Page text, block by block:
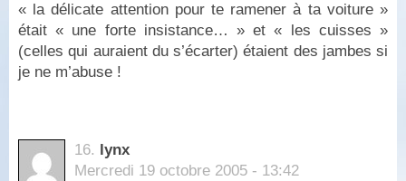
« la délicate attention pour te ramener à ta voiture »
était « une forte insistance… » et « les cuisses »
(celles qui auraient du s’écarter) étaient des jambes si
je ne m’abuse !
16.
lynx
Mercredi 19 octobre 2005 - 13:42